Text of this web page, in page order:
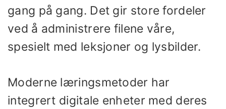
gang på gang. Det gir store fordeler
ved å administrere filene våre,
spesielt med leksjoner og lysbilder.
Moderne læringsmetoder har
integrert digitale enheter med deres